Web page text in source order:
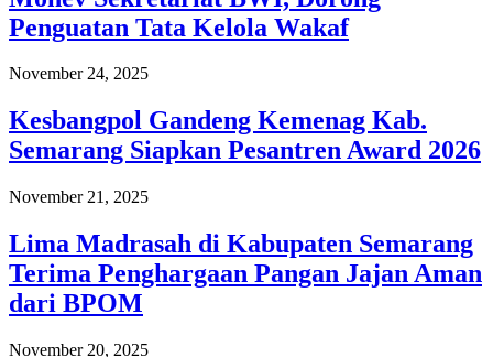
Penguatan Tata Kelola Wakaf
November 24, 2025
Kesbangpol Gandeng Kemenag Kab.
Semarang Siapkan Pesantren Award 2026
November 21, 2025
Lima Madrasah di Kabupaten Semarang
Terima Penghargaan Pangan Jajan Aman
dari BPOM
November 20, 2025